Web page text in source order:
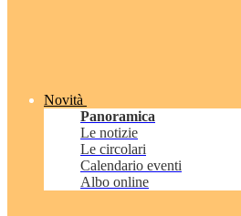
Novità
Panoramica
Le notizie
Le circolari
Calendario eventi
Albo online